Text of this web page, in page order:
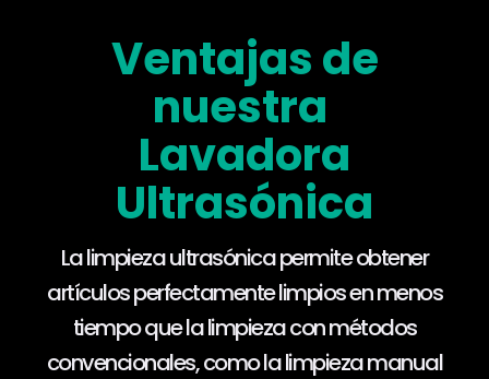
Ventajas de
nuestra
Lavadora
Ultrasónica
La limpieza ultrasónica permite obtener
artículos perfectamente limpios en menos
tiempo que la limpieza con métodos
convencionales, como la limpieza manual